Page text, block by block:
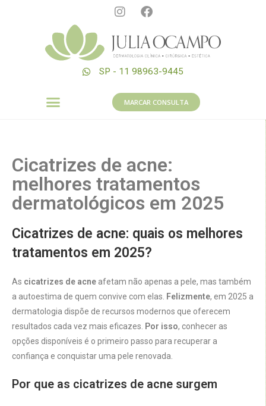
SP - 11 98963-9445
MARCAR CONSULTA
Cicatrizes de acne:
melhores tratamentos
dermatológicos em 2025
Cicatrizes de acne: quais os melhores
tratamentos em 2025?
As cicatrizes de acne afetam não apenas a pele, mas também
a autoestima de quem convive com elas. Felizmente, em 2025 a
dermatologia dispõe de recursos modernos que oferecem
resultados cada vez mais eficazes. Por isso, conhecer as
opções disponíveis é o primeiro passo para recuperar a
confiança e conquistar uma pele renovada.
Por que as cicatrizes de acne surgem